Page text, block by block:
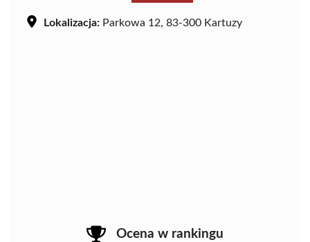
Lokalizacja: Parkowa 12, 83-300 Kartuzy
Ocena w rankingu